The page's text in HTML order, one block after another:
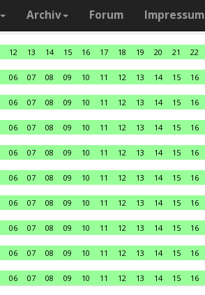
Archiv Forum Impressum
12 13 14 15 16 17 18 19 20 21 22
06 07 08 09 10 11 12 13 14 15 16
06 07 08 09 10 11 12 13 14 15 16
06 07 08 09 10 11 12 13 14 15 16
06 07 08 09 10 11 12 13 14 15 16
06 07 08 09 10 11 12 13 14 15 16
06 07 08 09 10 11 12 13 14 15 16
06 07 08 09 10 11 12 13 14 15 16
06 07 08 09 10 11 12 13 14 15 16
06 07 08 09 10 11 12 13 14 15 16